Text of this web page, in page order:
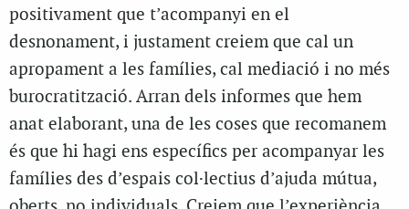
positivament que t’acompanyi en el
desnonament, i justament creiem que cal un
apropament a les famílies, cal mediació i no més
burocratització. Arran dels informes que hem
anat elaborant, una de les coses que recomanem
és que hi hagi ens específics per acompanyar les
famílies des d’espais col·lectius d’ajuda mútua,